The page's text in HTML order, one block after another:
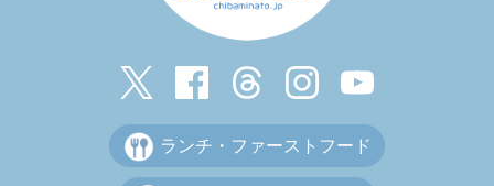
ランチ・ファーストフード